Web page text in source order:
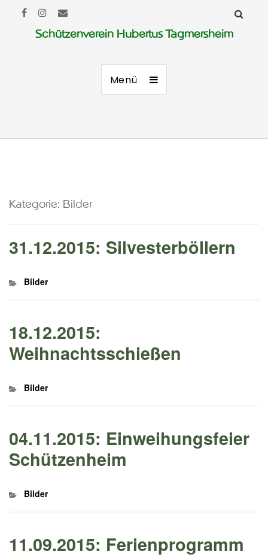
Schützenverein Hubertus Tagmersheim
Menü
Kategorie: Bilder
31.12.2015: Silvesterböllern
Kategorien
Bilder
18.12.2015:
Weihnachtsschießen
Kategorien
Bilder
04.11.2015: Einweihungsfeier
Schützenheim
Kategorien
Bilder
11.09.2015: Ferienprogramm